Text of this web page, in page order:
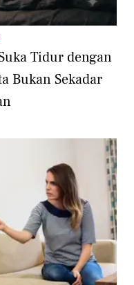
Tidur dengan
Bukan Sekadar